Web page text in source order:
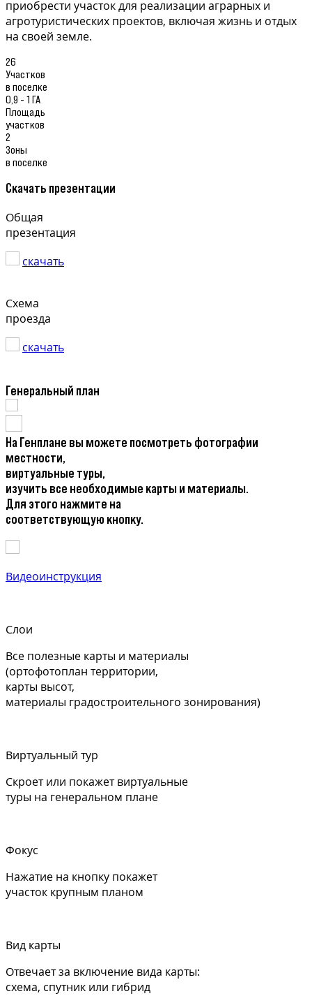
приобрести участок для реализации аграрных и
агротуристических проектов, включая жизнь и отдых
на своей земле.
26
Участков
в поселке
0,9 - 1 ГА
Площадь
участков
2
Зоны
в поселке
Скачать презентации
Общая
презентация
скачать
Схема
проезда
скачать
Генеральный план
На Генплане вы можете посмотреть фотографии
местности,
виртуальные туры,
изучить все необходимые карты и материалы.
Для этого нажмите на
соответствующую кнопку.
Видеоинструкция
Слои
Все полезные карты и материалы
(ортофотоплан территории,
карты высот,
материалы градостроительного зонирования)
Виртуальный тур
Скроет или покажет виртуальные
туры на генеральном плане
Фокус
Нажатие на кнопку покажет
участок крупным планом
Вид карты
Отвечает за включение вида карты:
схема, спутник или гибрид